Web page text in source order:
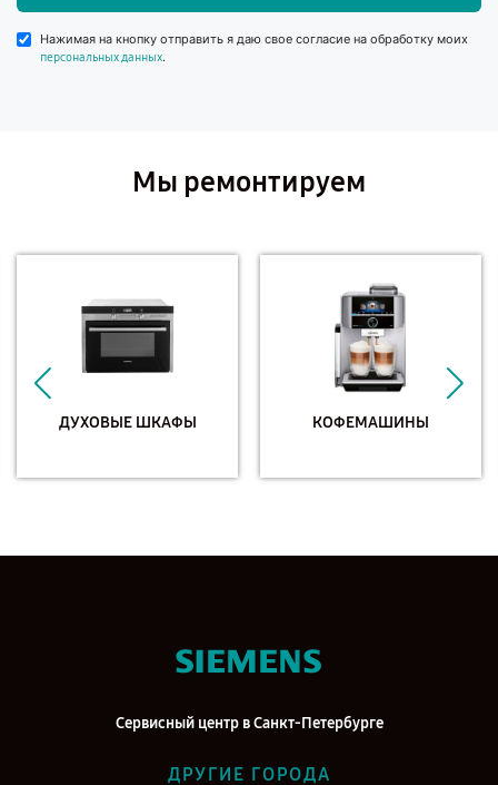
Нажимая на кнопку отправить я даю свое согласие на обработку моих
персональных данных.
Мы ремонтируем
ДУХОВЫЕ ШКАФЫ КОФЕМАШИНЫ
Сервисный центр в Санкт-Петербурге
ДРУГИЕ ГОРОДА